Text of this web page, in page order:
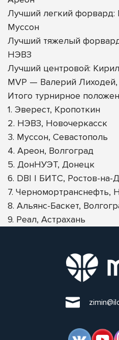
Лучший легкий форвард:
Муссон
Лучший тяжелый
НЭВЗ
Лучший центровой:
MVP — Валерий Лиходей,
Итого турнирное
1. Эверест, Кропоткин
2. НЭВЗ, Новочеркасск
3. Муссон, Севастополь
4. Ареон, Волгоград
5. ДонНУЭТ, Донецк
6. DBI | БИТС, Ростов-на-
7. Черномортранснефть,
8. Альянс-Баскет,
9. Реал, Астрахань